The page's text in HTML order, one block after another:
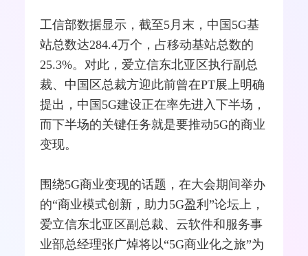
工信部数据显示，截至5月末，中国5G基
站总数达284.4万个，占移动基站总数的
25.3%。对此，爱立信东北亚区执行副总
裁、中国区总裁方迎此前曾在PT展上明确
提出，中国5G建设正在率先进入下半场，
而下半场的关键任务就是要推动5G的商业
变现。
围绕5G商业变现的话题，在大会期间举办
的“商业模式创新，助力5G盈利”论坛上，
爱立信东北亚区副总裁、云软件和服务事
业部总经理张广焯将以“5G商业化之旅”为